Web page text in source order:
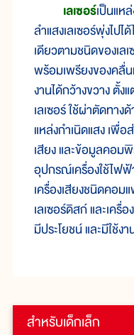
สำหรับเด็กเล็ก
เลเซอร์เป็นแห
ลำแสงเลเซอร์พุ่งไป
เดียวตามชนิดของเล
พร้อมเพรียงของคลื่น
งานได้กว้างขวาง ตั้ง
เลเซอร์ ใช้ผ่าตัดทา
แหล่งกำเนิดแสง เพื่
เสียง และข้อมูลคอม
อุปกรณ์เครื่องใช้ไฟ
เครื่องเสียงชนิดคอม
เลเซอร์ดิสก์ และเครื่
มีประโยชน์ และมีใช้ง